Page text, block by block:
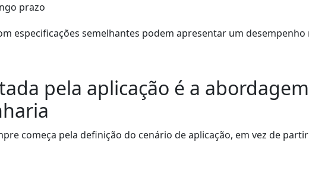
prazo
especificações semelhantes podem apresentar um
pela aplicação é a abordagem
começa pela definição do cenário de aplicação, em vez de